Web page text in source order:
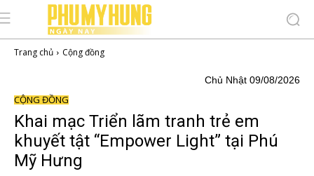
Trang chủ Cộng đồng
Chủ Nhật 09/08/2026
CỘNG ĐỒNG
Khai mạc Triển lãm tranh trẻ em
khuyết tật “Empower Light” tại Phú
Mỹ Hưng